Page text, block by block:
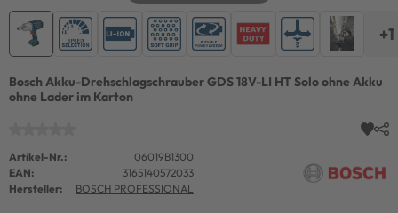
+1
Bosch Akku-Drehschlagschrauber GDS 18V-LI HT Solo ohne Akku
ohne Lader im Karton
Artikel-Nr.:
06019B1300
EAN:
3165140572033
Hersteller:
BOSCH PROFESSIONAL